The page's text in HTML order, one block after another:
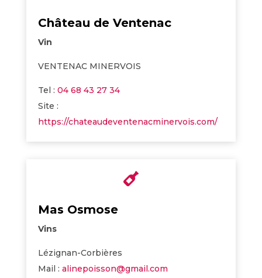
Château de Ventenac
Vin
VENTENAC MINERVOIS
Tel : 04 68 43 27 34
Site :
https://chateaudeventenacminervois.com/

Mas Osmose
Vins
Lézignan-Corbières
Mail : alinepoisson@gmail.com